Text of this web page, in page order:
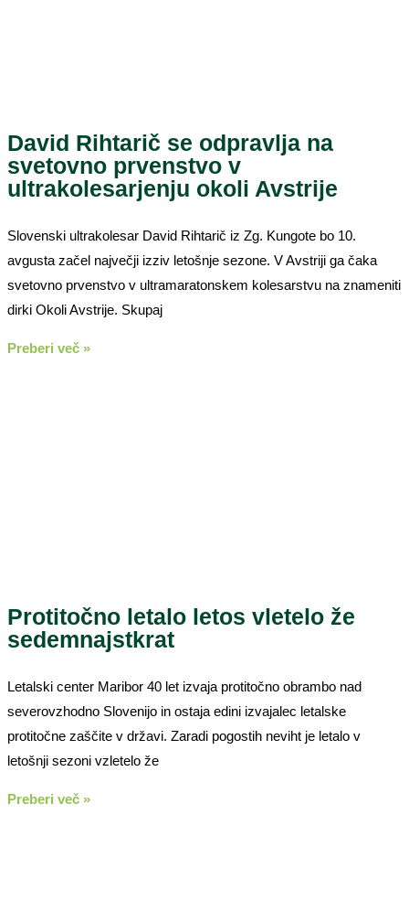
David Rihtarič se odpravlja na
svetovno prvenstvo v
ultrakolesarjenju okoli Avstrije
Slovenski ultrakolesar David Rihtarič iz Zg. Kungote bo 10.
avgusta začel največji izziv letošnje sezone. V Avstriji ga čaka
svetovno prvenstvo v ultramaratonskem kolesarstvu na znameniti
dirki Okoli Avstrije. Skupaj
Preberi več »
Protitočno letalo letos vletelo že
sedemnajstkrat
Letalski center Maribor 40 let izvaja protitočno obrambo nad
severovzhodno Slovenijo in ostaja edini izvajalec letalske
protitočne zaščite v državi. Zaradi pogostih neviht je letalo v
letošnji sezoni vzletelo že
Preberi več »